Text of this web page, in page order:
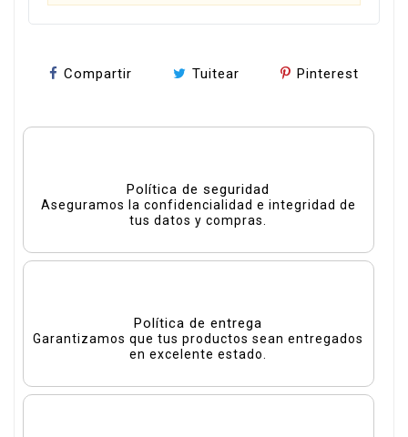
Compartir Tuitear Pinterest
Política de seguridad
Aseguramos la confidencialidad e integridad de
tus datos y compras.
Política de entrega
Garantizamos que tus productos sean entregados
en excelente estado.